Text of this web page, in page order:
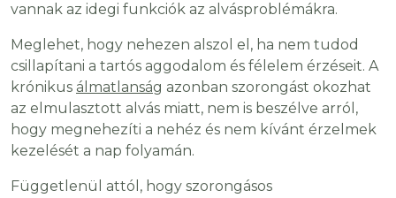
vannak az idegi funkciók az alvásproblémákra.
Meglehet, hogy nehezen alszol el, ha nem tudod
csillapítani a tartós aggodalom és félelem érzéseit. A
krónikus álmatlanság azonban szorongást okozhat
az elmulasztott alvás miatt, nem is beszélve arról,
hogy megnehezíti a nehéz és nem kívánt érzelmek
kezelését a nap folyamán.
Függetlenül attól, hogy szorongásos